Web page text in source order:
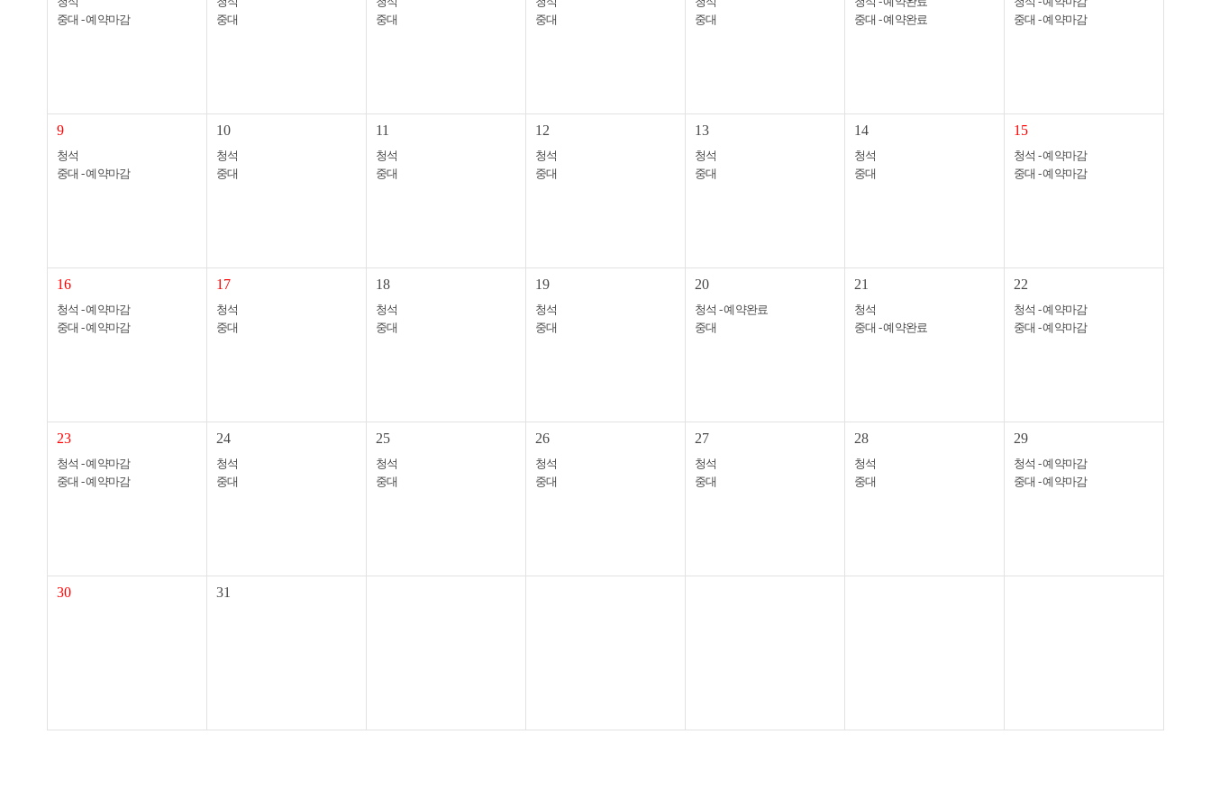
중대 - 예약마감
중대
중대
중대
중대
중대 - 예약완료
중대 - 예약마감
9
청석
중대 - 예약마감
10
청석
중대
11
청석
중대
12
청석
중대
13
청석
중대
14
청석
중대
15
청석 - 예약마감
중대 - 예약마감
16
청석 - 예약마감
중대 - 예약마감
17
청석
중대
18
청석
중대
19
청석
중대
20
청석 - 예약완료
중대
21
청석
중대 - 예약완료
22
청석 - 예약마감
중대 - 예약마감
23
청석 - 예약마감
중대 - 예약마감
24
청석
중대
25
청석
중대
26
청석
중대
27
청석
중대
28
청석
중대
29
청석 - 예약마감
중대 - 예약마감
30 31